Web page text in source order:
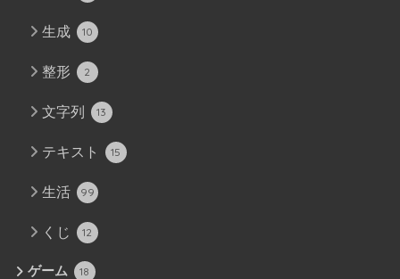
生成 10
整形 2
文字列 13
テキスト 15
生活 99
くじ 12
ゲーム 18